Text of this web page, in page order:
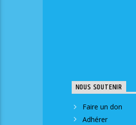
NOUS SOUTENIR
Faire un don
Adhérer